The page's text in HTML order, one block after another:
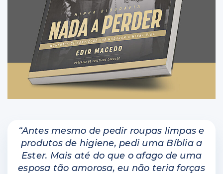
“Antes mesmo de pedir roupas limpas e
produtos de higiene, pedi uma Bíblia a
Ester. Mais até do que o afago de uma
esposa tão amorosa, eu não teria forças